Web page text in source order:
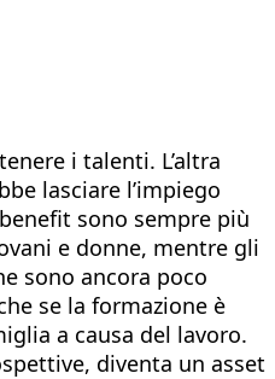
i talenti. L’altra
lasciare l’impiego
sono sempre più
e donne, mentre gli
sono ancora poco
se la formazione è
a causa del lavoro.
diventa un asset